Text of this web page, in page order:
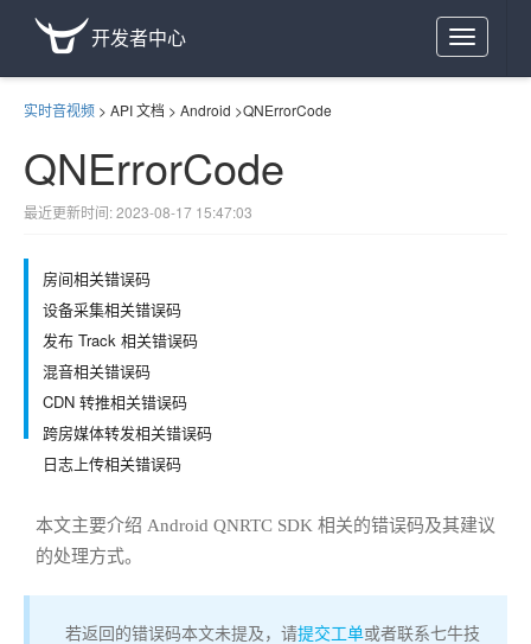
Toggle
navigation
开发者中心
实时音视频 > API 文档 > Android >QNErrorCode
QNErrorCode
最近更新时间: 2023-08-17 15:47:03
房间相关错误码
设备采集相关错误码
发布 Track 相关错误码
混音相关错误码
CDN 转推相关错误码
跨房媒体转发相关错误码
日志上传相关错误码
本文主要介绍 Android QNRTC SDK 相关的错误码及其建议
的处理方式。
若返回的错误码本文未提及，请提交工单或者联系七牛技